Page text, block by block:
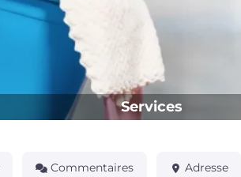
Services
Commentaires Adresse